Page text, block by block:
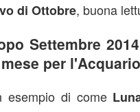
di Ottobre, buona
Settembre
per l'Acquario
esempio di come